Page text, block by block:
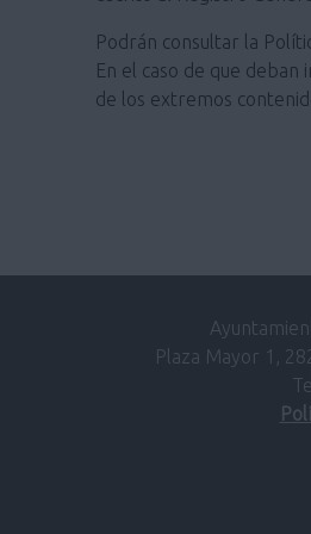
Podrán consultar la
En el caso de que
de los extremos
Plaza Mayor 1,